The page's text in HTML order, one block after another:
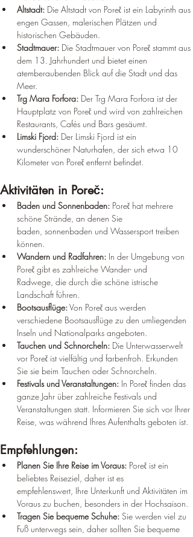
Altstadt: Die Altstadt von Poreč ist ein Labyrinth aus
engen Gassen, malerischen Plätzen und
historischen Gebäuden.
Stadtmauer: Die Stadtmauer von Poreč stammt aus
dem 13. Jahrhundert und bietet einen
atemberaubenden Blick auf die Stadt und das
Meer.
Trg Mara Forfora: Der Trg Mara Forfora ist der
Hauptplatz von Poreč und wird von zahlreichen
Restaurants, Cafés und Bars gesäumt.
Limski Fjord: Der Limski Fjord ist ein
wunderschöner Naturhafen, der sich etwa 10
Kilometer von Poreč entfernt befindet.
Aktivitäten in Poreč:
Baden und Sonnenbaden: Poreč hat mehrere
schöne Strände, an denen Sie
baden, sonnenbaden und Wassersport treiben
können.
Wandern und Radfahren: In der Umgebung von
Poreč gibt es zahlreiche Wander- und
Radwege, die durch die schöne istrische
Landschaft führen.
Bootsausflüge: Von Poreč aus werden
verschiedene Bootsausflüge zu den umliegenden
Inseln und Nationalparks angeboten.
Tauchen und Schnorcheln: Die Unterwasserwelt
vor Poreč ist vielfältig und farbenfroh. Erkunden
Sie sie beim Tauchen oder Schnorcheln.
Festivals und Veranstaltungen: In Poreč finden das
ganze Jahr über zahlreiche Festivals und
Veranstaltungen statt. Informieren Sie sich vor Ihrer
Reise, was während Ihres Aufenthalts geboten ist.
Empfehlungen:
Planen Sie Ihre Reise im Voraus: Poreč ist ein
beliebtes Reiseziel, daher ist es
empfehlenswert, Ihre Unterkunft und Aktivitäten im
Voraus zu buchen, besonders in der Hochsaison.
Tragen Sie bequeme Schuhe: Sie werden viel zu
Fuß unterwegs sein, daher sollten Sie bequeme